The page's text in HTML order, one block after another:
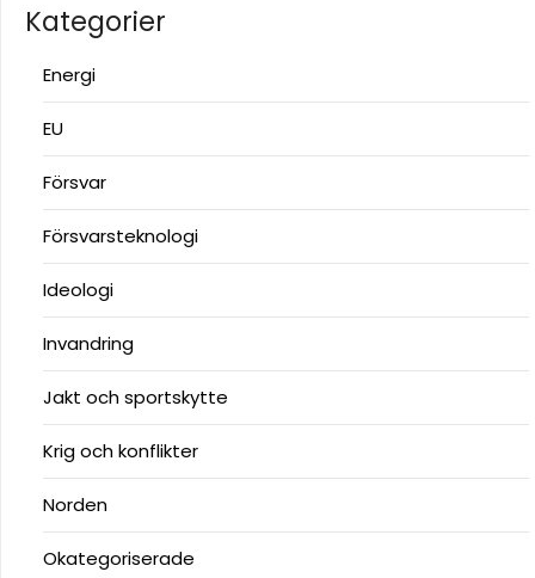
Kategorier
Energi
EU
Försvar
Försvarsteknologi
Ideologi
Invandring
Jakt och sportskytte
Krig och konflikter
Norden
Okategoriserade